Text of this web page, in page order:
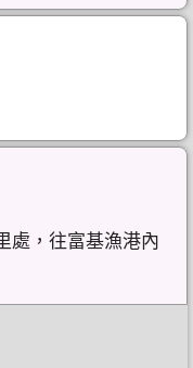
處，往富基漁港內